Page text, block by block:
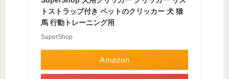
トストラップ付き ペットのクリッカー 犬 猫
馬 行動トレーニング用
SuperShop
Amazon